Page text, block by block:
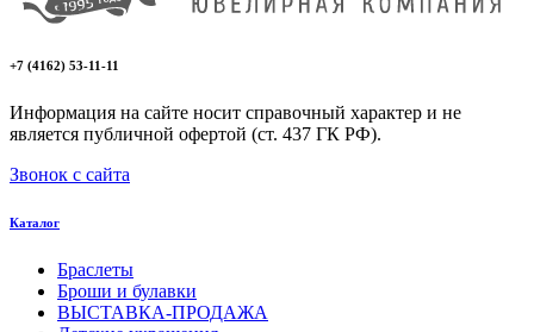
+7 (4162) 53-11-11
Информация на сайте носит справочный характер и не
является публичной офертой (ст. 437 ГК РФ).
Звонок с сайта
Каталог
Браслеты
Броши и булавки
ВЫСТАВКА-ПРОДАЖА